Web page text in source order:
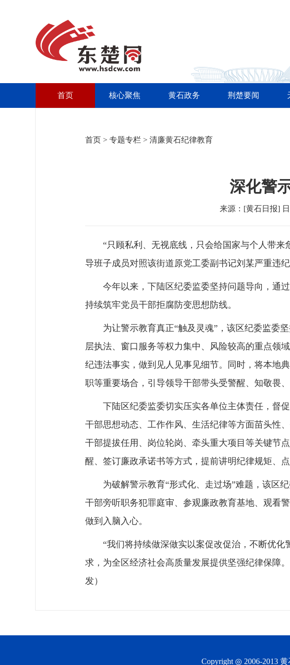
首页 核心聚焦 黄石政务 荆楚要闻
首页 > 专题专栏 > 清廉黄石纪律教育
深化警
来源：[黄石日报​​]
“只顾私利、无视底线，只会给国家与个人带
导班子成员对照该街道原党工委副书记刘某严重违
今年以来，下陆区纪委监委坚持问题导向，通
持续筑牢党员干部拒腐防变思想防线。
为让警示教育真正“触及灵魂”，该区纪委监委
层执法、窗口服务等权力集中、风险较高的重点领
纪违法事实，做到见人见事见细节。同时，将本地
职等重要场合，引导领导干部带头受警醒、知敬畏、
下陆区纪委监委切实压实各单位主体责任，督
干部思想动态、工作作风、生活纪律等方面苗头性
干部提拔任用、岗位轮岗、牵头重大项目等关键节
醒、签订廉政承诺书等方式，提前讲明纪律规矩、
为破解警示教育“形式化、走过场”难题，该区
干部旁听职务犯罪庭审、参观廉政教育基地、观看
做到入脑入心。
“我们将持续做深做实以案促改促治，不断优
求，为全区经济社会高质量发展提供坚强纪律保
发）
Copyright ◎ 2006-2013 黄